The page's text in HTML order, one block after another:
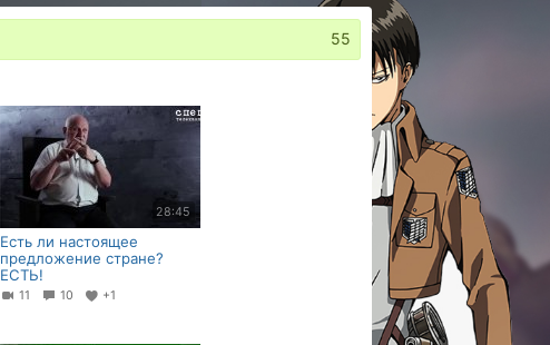
55
28:45
Есть ли настоящее
предложение стране?
ЕСТЬ!
11 10 +1